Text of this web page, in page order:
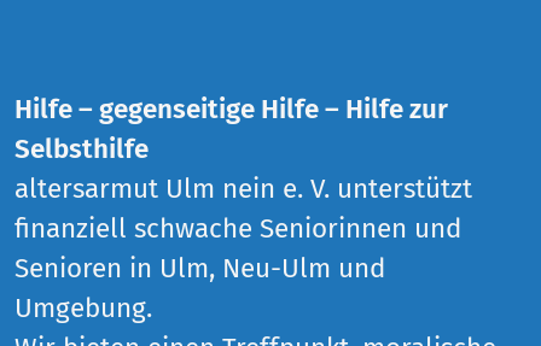
Hilfe – gegenseitige Hilfe – Hilfe zur
Selbsthilfe
altersarmut Ulm nein e. V. unterstützt
finanziell schwache Seniorinnen und
Senioren in Ulm, Neu-Ulm und
Umgebung.